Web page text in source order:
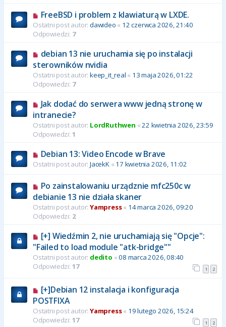
FreeBSD i problem z klawiaturą w LXDE.
Ostatni post autor: dawideo « 12 czerwca 2026, 21:40
Odpowiedzi: 7
debian 13 nie uruchamia się po instalacji
sterowników nvidia
Ostatni post autor: keep_it_real « 13 maja 2026, 01:22
Odpowiedzi: 7
Jak dodać do serwera www jedną stronę w
intranecie?
Ostatni post autor: LordRuthwen «22 kwietnia 2026, 23:59
Odpowiedzi: 1
Debian 13: Video Encode w Brave
Ostatni post autor: JacekK« 17 kwietnia 2026, 11:02
Po zainstalowaniu urządznie mfc250c w
debianie 13 nie działa skaner
Ostatni post autor: Yampress« 14 marca 2026, 09:20
Odpowiedzi: 2
[+] Wiedźmin 2, nie uruchamiają się "Opcje":
"Failed to load module "atk-bridge""
Ostatni post autor: dedito «08 marca 2026, 08:40
Odpowiedzi: 17 1 2
[+]Debian 12 instalacja i konfiguracja
POSTFIXA
Ostatni post autor: Yampress« 19 lutego 2026, 15:24
Odpowiedzi: 17 1 2